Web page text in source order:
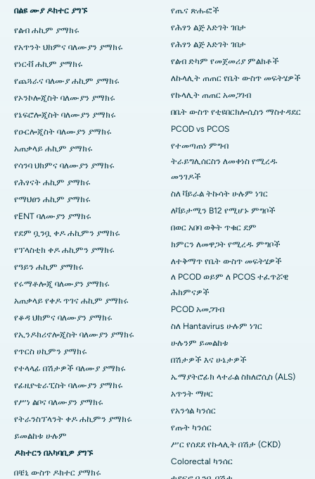
በልዩ ሙያ ዶክተር ያግኙ
የልብ ሐኪም ያማክሩ
የአጥንት ህክምና ባለሙያን ያማክሩ
የነርቭ ሐኪም ያማክሩ
የጨጓራና ባለሙያ ሐኪም ያማክሩ
የኦንኮሎጂስት ባለሙያን ያማክሩ
የኔፍሮሎጂስት ባለሙያን ያማክሩ
የዑርሎጂስት ባለሙያን ያማክሩ
አጠቃላይ ሐኪም ያማክሩ
የሳንባ ህክምና ባለሙያን ያማክሩ
የሕፃናት ሐኪም ያማክሩ
የማህፀን ሐኪም ያማክሩ
የENT ባለሙያን ያማክሩ
የደም ቧንቧ ቀዶ ሐኪምን ያማክሩ
የፕላስቲክ ቀዶ ሐኪምን ያማክሩ
የዓይን ሐኪም ያማክሩ
የሩማቶሎጂ ባለሙያን ያማክሩ
አጠቃላይ የቀዶ ጥገና ሐኪም ያማክሩ
የቆዳ ህክምና ባለሙያን ያማክሩ
የኢንዶክሪኖሎጂስት ባለሙያን ያማክሩ
የጥርስ ሀኪምን ያማክሩ
የተላላፊ በሽታዎች ባለሙያ ያማክሩ
የፊዚዮቴራፒስት ባለሙያን ያማክሩ
የሥነ ልቦና ባለሙያን ያማክሩ
የትራንስፕላንት ቀዶ ሐኪምን ያማክሩ
ይመልከቱ ሁሉም
ዶክተርን በአካባቢዎ ያግኙ
በቼኒ ውስጥ ዶክተር ያማክሩ
የጤና ጽሑፎች
የሕፃን ልጅ እድገት ገበታ
የሕፃን ልጅ እድገት ገበታ
የልብ ድካም የመጀመሪያ ምልክቶች
ለኩላሊት ጠጠር የቤት ውስጥ መፍትሄዎች
የኩላሊት ጠጠር አመጋገብ
በቤት ውስጥ የቲዩበርክሎሲስን ማስተዳደር
PCOD vs PCOS
የተመጣጠነ ምግብ
ትራይግሊሰርስን ለመቀነስ የሚረዱ
መንገዶች
ስለ ቫይራል ትኩሳት ሁሉም ነገር
ለቫይታሚን B12 የሚሆኑ ምግቦች
በወር አበባ ወቅት ጥቁር ደም
ክምርን ለመዋጋት የሚረዱ ምግቦች
ለተቅማጥ የቤት ውስጥ መፍትሄዎች
ለ PCOD ወይም ለ PCOS ተፈጥሯዊ
ሕክምናዎች
PCOD አመጋገብ
ስለ Hantavirus ሁሉም ነገር
ሁሉንም ይመልከቱ
በሽታዎች እና ሁኔታዎች
ኤማያትሮፊክ ላተራል ስክለሮሲስ (ALS)
አጥንት ማዞር
የአንጎል ካንሰር
የጡት ካንሰር
ሥር የሰደደ የኩላሊት በሽታ (CKD)
Colorectal ካንሰር